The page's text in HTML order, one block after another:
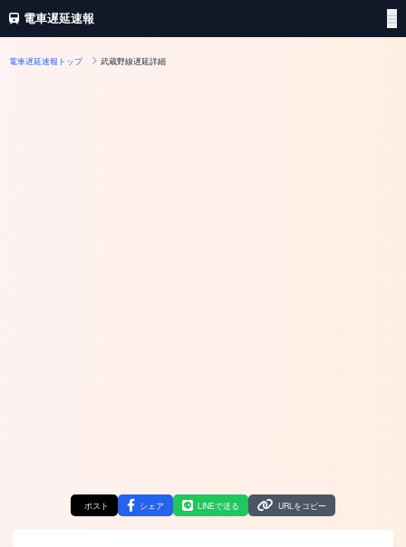
電車遅延速報
電車遅延速報トップ 武蔵野線遅延詳細
ポスト シェア LINEで送る URLをコピー